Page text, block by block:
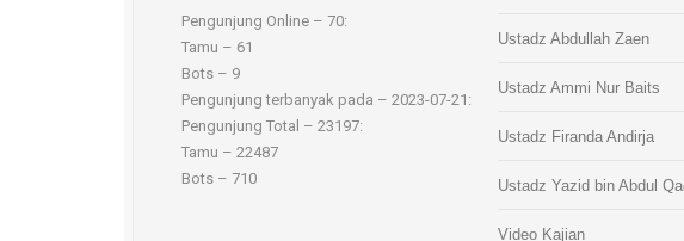
Pengunjung Online – 70:
Tamu – 61
Bots – 9
Pengunjung terbanyak pada – 2023-07-21:
Pengunjung Total – 23197:
Tamu – 22487
Bots – 710
Ustadz Abdullah Zaen
Ustadz Ammi Nur Baits
Ustadz Firanda Andirja
Ustadz Yazid bin Abdul
Video Kajian